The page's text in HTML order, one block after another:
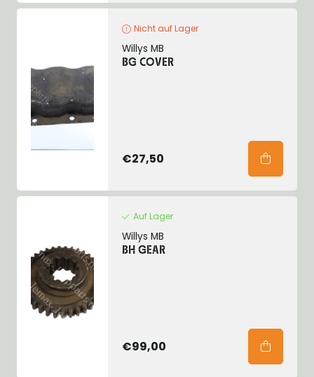
Nicht auf Lager
Willys MB
BG COVER
€27,50
Auf Lager
Willys MB
BH GEAR
€99,00